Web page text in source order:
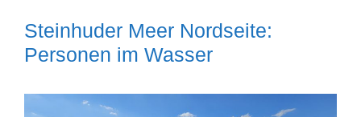
Steinhuder Meer Nordseite:
Personen im Wasser